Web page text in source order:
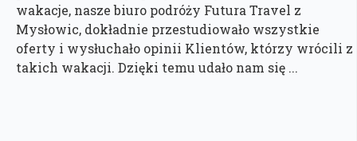
wakacje, nasze biuro podróży Futura Travel z
Mysłowic, dokładnie przestudiowało wszystkie
oferty i wysłuchało opinii Klientów, którzy wrócili z
takich wakacji. Dzięki temu udało nam się ...